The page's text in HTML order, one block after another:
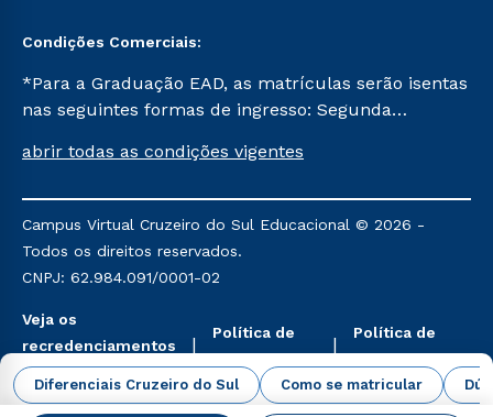
Diferenciais Cruzeiro do Sul Como se matricular
Condições Comerciais:
*Para a Graduação EAD, as matrículas serão isentas
nas seguintes formas de ingresso: Segunda
Já para as demais, a taxa de matrícula será de R$
mencionadas são referentes aos cursos: Ensino
Religioso, Geografia para a Docência e Metodologia
do Ensino de História: Questões Atuais.
abrir todas as condições vigentes
Campus Virtual Cruzeiro do Sul Educacional © 2026 -
Todos os direitos reservados.
CNPJ: 62.984.091/0001-02
Veja os
recredenciamentos
aqui
Política de
Privacidade
Política de
Cookies